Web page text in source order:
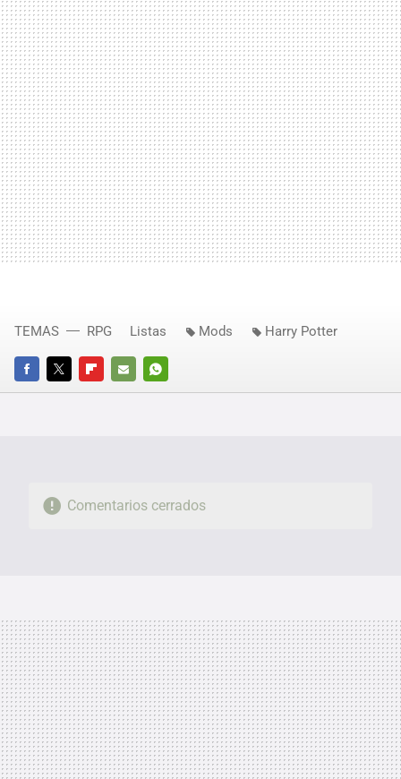
FACEBOOKTWITTERFLIPBOARD
E-
WHATSAPP
TEMAS RPG Listas Mods Harry Potter
Comentarios cerrados